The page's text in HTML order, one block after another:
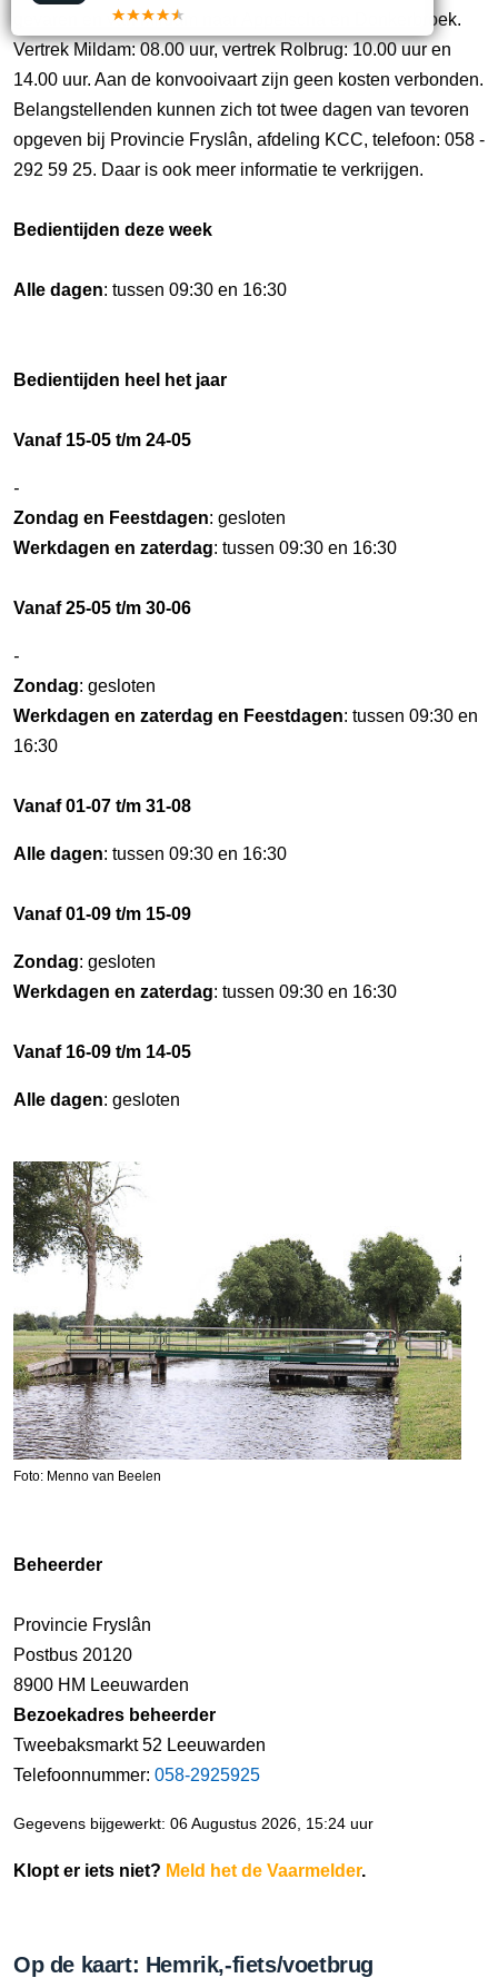
gevaren en van Mildam naar Appelscha en Donkerbroek.
Vertrek Mildam: 08.00 uur, vertrek Rolbrug: 10.00 uur en
14.00 uur. Aan de konvooivaart zijn geen kosten verbonden.
Belangstellenden kunnen zich tot twee dagen van tevoren
opgeven bij Provincie Fryslân, afdeling KCC, telefoon: 058 -
292 59 25. Daar is ook meer informatie te verkrijgen.
Bedientijden deze week
Alle dagen: tussen 09:30 en 16:30
Bedientijden heel het jaar
Vanaf 15-05 t/m 24-05
-
Zondag en Feestdagen: gesloten
Werkdagen en zaterdag: tussen 09:30 en 16:30
Vanaf 25-05 t/m 30-06
-
Zondag: gesloten
Werkdagen en zaterdag en Feestdagen: tussen 09:30 en
16:30
Vanaf 01-07 t/m 31-08
Alle dagen: tussen 09:30 en 16:30
Vanaf 01-09 t/m 15-09
Zondag: gesloten
Werkdagen en zaterdag: tussen 09:30 en 16:30
Vanaf 16-09 t/m 14-05
Alle dagen: gesloten
Foto: Menno van Beelen
Beheerder
Provincie Fryslân
Postbus 20120
8900 HM Leeuwarden
Bezoekadres beheerder
Tweebaksmarkt 52 Leeuwarden
Telefoonnummer: 058-2925925
Gegevens bijgewerkt: 06 Augustus 2026, 15:24 uur
Klopt er iets niet? Meld het de Vaarmelder.
Op de kaart: Hemrik,-fiets/voetbrug